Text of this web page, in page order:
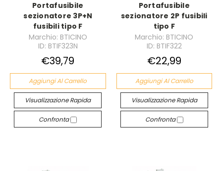
Portafusibile
sezionatore 3P+N
fusibili tipo F
Marchio: BTICINO
ID: BTIF323N
€39,79
Aggiungi Al Carrello
Visualizzazione Rapida
Confronta
Portafusibile
sezionatore 2P fusibili
tipo F
Marchio: BTICINO
ID: BTIF322
€22,99
Aggiungi Al Carrello
Visualizzazione Rapida
Confronta